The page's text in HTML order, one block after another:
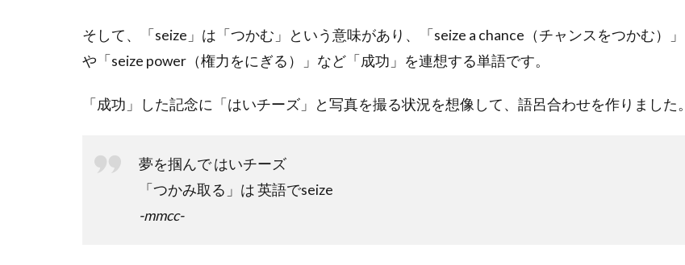
そして、「seize」は「つかむ」という意味があり、「seize a chance（チャンスをつかむ）」
や「seize power（権力をにぎる）」など「成功」を連想する単語です。
「成功」した記念に「はいチーズ」と写真を撮る状況を想像して、語呂合わせを作りました。
夢を掴んで はいチーズ
「つかみ取る」は 英語でseize
-mmcc-